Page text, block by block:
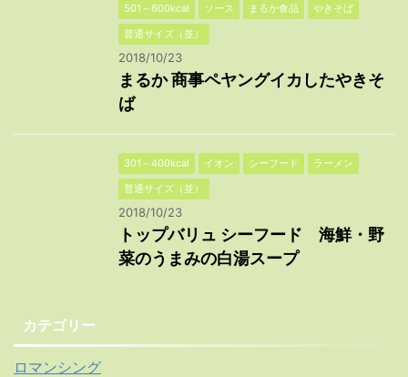
501～600kcal ソース まるか食品
やきそば
普通サイズ（並）
2018/10/23
まるか 商事ペヤングイカしたやきそ
ば
301～400kcal イオン シーフード
ラーメン
普通サイズ（並）
2018/10/23
トップバリュ シーフード 海鮮・野
菜のうまみの白湯スープ
カテゴリー
ロマンシング